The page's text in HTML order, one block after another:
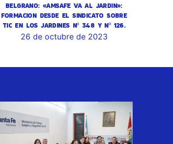
BELGRANO: «AMSAFE VA AL JARDIN»:
FORMACION DESDE EL SINDICATO SOBRE
TIC EN LOS JARDINES Nº 348 Y Nº 126.
26 de octubre de 2023